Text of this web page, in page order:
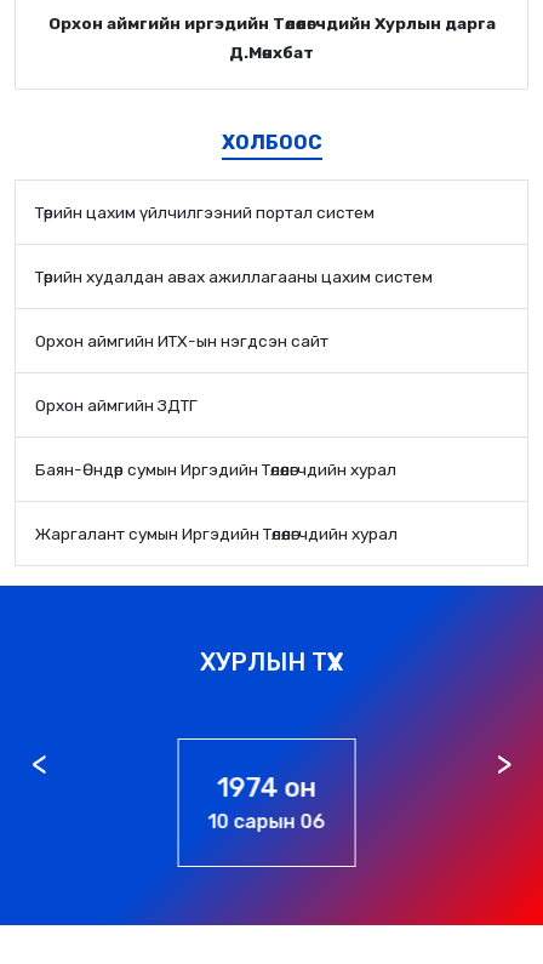
Орхон аймгийн иргэдийн Төлөөлөгчдийн Хурлын дарга
Д.Мөнхбат
ХОЛБООС
Төрийн цахим үйлчилгээний портал систем
Төрийн худалдан авах ажиллагааны цахим систем
Орхон аймгийн ИТХ-ын нэгдсэн сайт
Орхон аймгийн ЗДТГ
Баян-Өндөр сумын Иргэдийн Төлөөлөгчдийн хурал
Жаргалант сумын Иргэдийн Төлөөлөгчдийн хурал
ХУРЛЫН ТҮҮХ
1976 он
01 сарын 01